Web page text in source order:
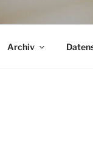
Archiv